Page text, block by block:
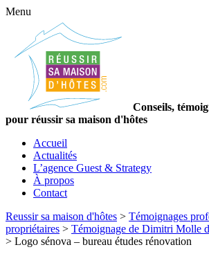
Menu
Conseils,
pour réussir sa maison d'hôtes
Accueil
Actualités
L’agence Guest & Strategy
À propos
Contact
Reussir sa maison d'hôtes > Témoignages
propriétaires > Témoignage de Dimitri Molle
> Logo sénova – bureau études rénovation